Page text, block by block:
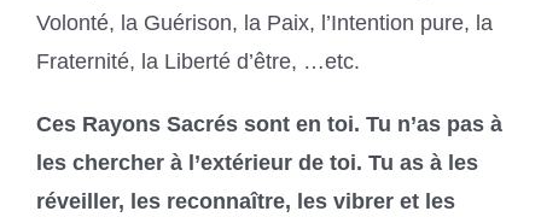
Volonté, la Guérison, la Paix, l’Intention pure, la
Fraternité, la Liberté d’être, …etc.
Ces Rayons Sacrés sont en toi. Tu n’as pas à
les chercher à l’extérieur de toi. Tu as à les
réveiller, les reconnaître, les vibrer et les